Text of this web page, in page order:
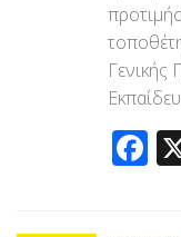
Γενικής